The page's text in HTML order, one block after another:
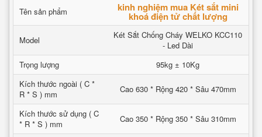
Tên sản phẩm kinh nghiệm mua Két sắt mini
khoá điện tử chất lượng
Model
Két Sắt Chống Cháy WELKO KCC110
- Led Dài
Trọng lượng
95kg ± 10Kg
Kích thước ngoài ( C *
R * S ) mm
Cao 630 * Rộng 420 * Sâu 470mm
Kích thước sử dụng ( C
* R * S ) mm
Cao 350 * Rộng 350 * Sâu 310mm